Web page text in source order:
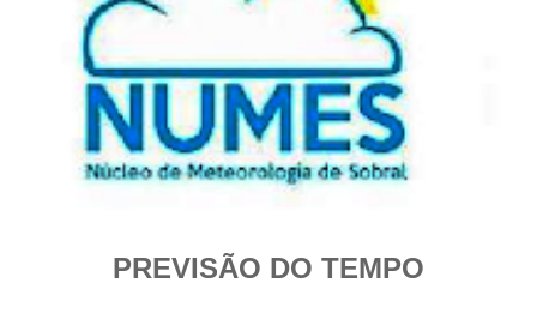
PREVISÃO DO TEMPO